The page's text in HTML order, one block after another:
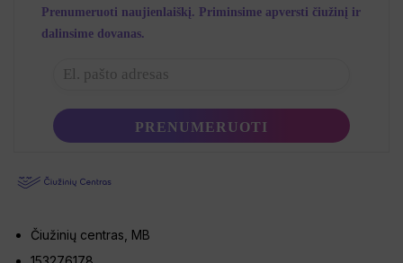
Prenumeruoti naujienlaiškį. Priminsime apversti čiužinį ir
dalinsime dovanas.
Čiužinių centras, MB